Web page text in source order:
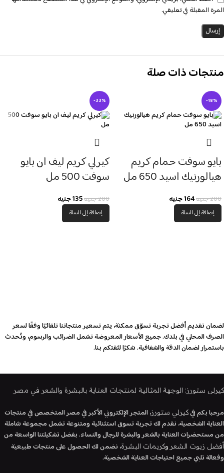
المرة المقبلة في تعليقي.
منتجات ذات صلة
-18%
بايو سوفت حمام كريم
هيالورنيك اسيد 650 مل
200جنيه164جنيه
إضافة إلى السلة
-33%
كيرلي كريم ليف ان بايو
سوفت 500 مل
200جنيه135جنيه
إضافة إلى السلة
لضمان تقديم أفضل تجربة تسوّق ممكنة، يتم تسعير منتجاتنا تلقائيًا وفقًا لسعر
الصرف المحلي في بلدك. جميع الأسعار المعروضة تشمل الضرائب والرسوم، وتُحدث
باستمرار لضمان الدقة والشفافية. شكرًا لثقتكم بنا.
كيرلى ستورز: الوجهة المثالية لمنتجات العناية بالبشرة والشعر في مصر
مرحبا بكم فيكيرلي ستورز، المتجر الإلكتروني الأكبر في مصر المتخصص في منتجات
العناية الشخصية، نقدم لك تجربة تسوق استثنائية ومتنوعة تشمل مجموعة شاملة
من مستحضرات العناية بالشعر والبشرة للرجال والنساء. بفضل تشكيلتنا الواسعة من
أفضل زيوت الشعروكريمات البشرة، نضمن لك الحصول على منتجات طبيعية
وفعالة تلبي جميع احتياجات العناية الشخصية.